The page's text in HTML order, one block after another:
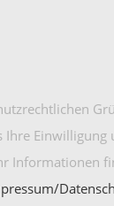
Ihre Einwilligung
Informationen